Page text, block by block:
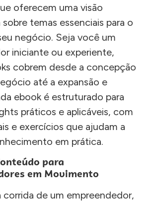
oferecem uma visão
temas essenciais para o
negócio. Seja você um
iniciante ou experiente,
cobrem desde a concepção
até a expansão e
ebook é estruturado para
práticos e aplicáveis, com
e exercícios que ajudam a
em prática.
para
em Movimento
corrida de um empreendedor,